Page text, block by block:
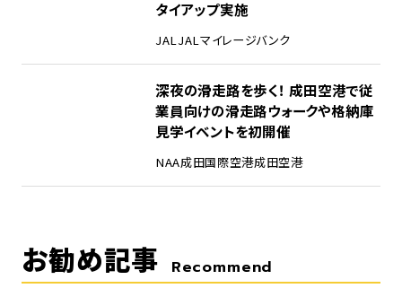
タイアップ実施
JAL JALマイレージバンク
深夜の滑走路を歩く！ 成田空港で従
業員向けの滑走路ウォークや格納庫
見学イベントを初開催
NAA成田国際空港成田空港
お勧め記事 Recommend